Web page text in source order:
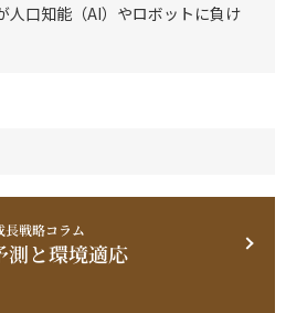
人口知能（AI）やロボットに負け
長戦略コラム
測と環境適応